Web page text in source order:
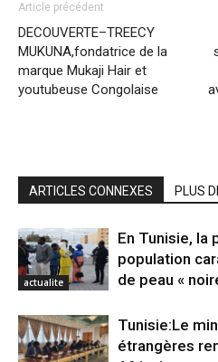
Article précédent
DECOUVERTE–TREECY
MUKUNA,fondatrice de la
marque Mukaji Hair et
youtubeuse Congolaise
ARTICLES CONNEXES PLUS
actualite
En Tunisie, la
population
de peau «
Tunisie:Le
étrangères